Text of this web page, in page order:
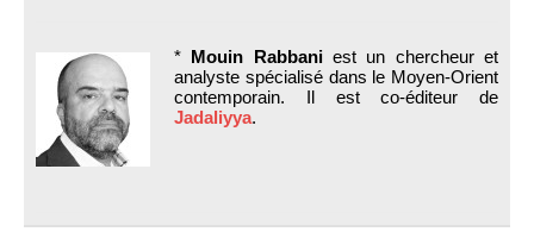
* Mouin Rabbaniest un chercheur et
analyste spécialisé dans le Moyen-Orient
contemporain. Il est co-éditeur de
Jadaliyya.